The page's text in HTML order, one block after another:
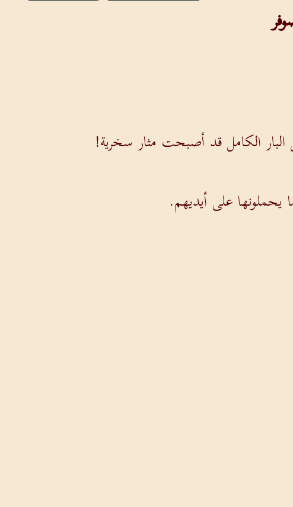
الكامل قد أصبحت مثار سخرية!
يحملونها على أيديهم.